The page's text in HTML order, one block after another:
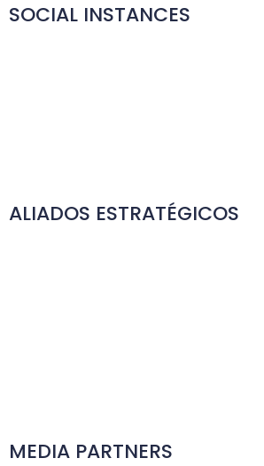
SOCIAL INSTANCES
ALIADOS ESTRATÉGICOS
MEDIA PARTNERS